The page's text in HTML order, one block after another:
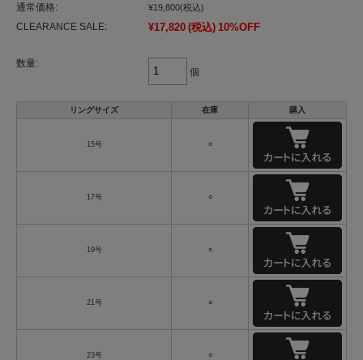
通常価格: ¥19,800(税込)
CLEARANCE SALE: ¥17,820 (税込) 10%OFF
数量:
個
リングサイズ 在庫 購入
15号 ○
17号 ○
19号 ○
21号 ○
23号 ○